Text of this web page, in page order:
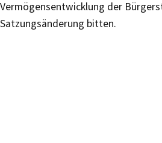
Vermögensentwicklung der
Satzungsänderung bitten.